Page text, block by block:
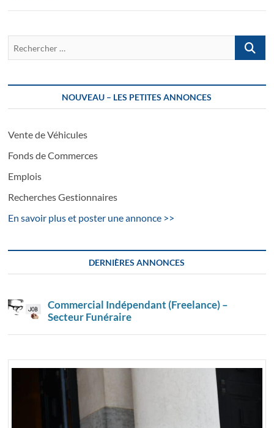
…
NOUVEAU – LES PETITES ANNONCES
Vente de Véhicules
Fonds de Commerces
Emplois
Recherches Gestionnaires
En savoir plus et poster une annonce >>
DERNIÈRES ANNONCES
Commercial Indépendant (Freelance) –
Secteur Funéraire